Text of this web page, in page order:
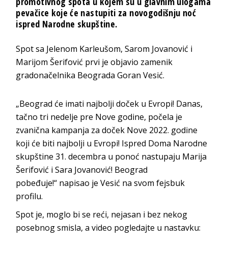
pevačice koje će nastupiti za novogodišnju noć
ispred Narodne skupštine.
Spot sa Jelenom Karleušom, Sarom Jovanović i
Marijom Šerifović prvi je objavio zamenik
gradonačelnika Beograda Goran Vesić.
„Beograd će imati najbolji doček u Evropi! Danas,
tačno tri nedelje pre Nove godine, počela je
zvanična kampanja za doček Nove 2022. godine
koji će biti najbolji u Evropi! Ispred Doma Narodne
skupštine 31. decembra u ponoć nastupaju Marija
Šerifović i Sara Jovanović! Beograd
pobeđuje!“ napisao je Vesić na svom fejsbuk
profilu.
Spot je, moglo bi se reći, nejasan i bez nekog
posebnog smisla, a video pogledajte u nastavku: